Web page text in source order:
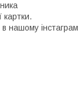
картки.
нашому інстаграм